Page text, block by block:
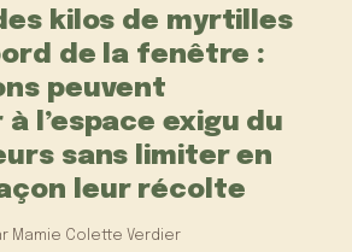
kilos de myrtilles
de la fenêtre :
peuvent
à l’espace exigu du
sans limiter en
leur récolte
Mamie Colette Verdier